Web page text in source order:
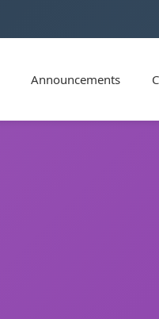
Announcements